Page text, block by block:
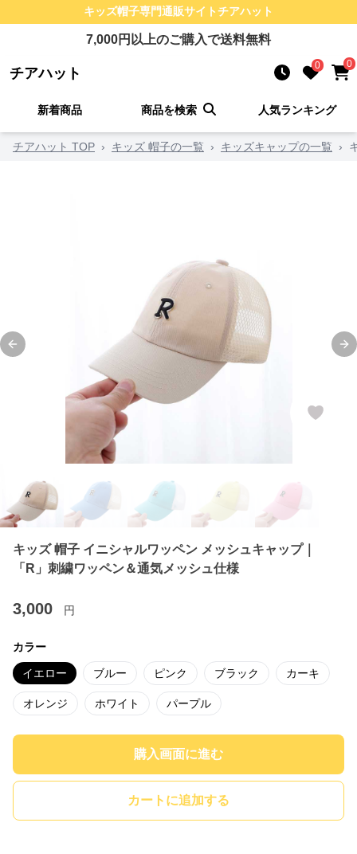
キッズ帽子専門通販サイトチアハット
7,000円以上のご購入で送料無料
チアハット 0 0
新着商品 商品を検索 人気ランキング
チアハット TOP › キッズ 帽子の一覧 › キッズキャップの一覧 ›
Previous slide
キッズ 帽子 イニシャルワッペン メッシュキャップ｜
「R」刺繍ワッペン＆通気メッシュ仕様
3,000 円
カラー
イエロー ブルー ピンク ブラック カーキ
オレンジ ホワイト パープル
購入画面に進む
カートに追加する